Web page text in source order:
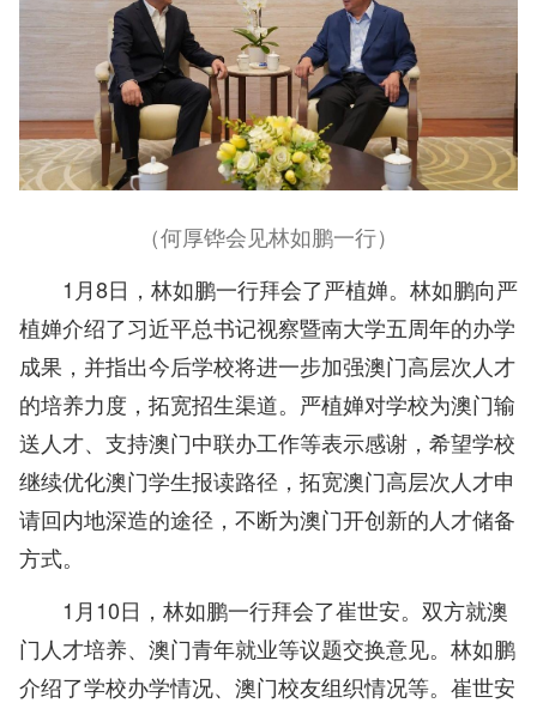
（何厚铧会见林如鹏一行）
1月8日，林如鹏一行拜会了严植婵。林如鹏向严
植婵介绍了习近平总书记视察暨南大学五周年的办学
成果，并指出今后学校将进一步加强澳门高层次人才
的培养力度，拓宽招生渠道。严植婵对学校为澳门输
送人才、支持澳门中联办工作等表示感谢，希望学校
继续优化澳门学生报读路径，拓宽澳门高层次人才申
请回内地深造的途径，不断为澳门开创新的人才储备
方式。
1月10日，林如鹏一行拜会了崔世安。双方就澳
门人才培养、澳门青年就业等议题交换意见。林如鹏
介绍了学校办学情况、澳门校友组织情况等。崔世安